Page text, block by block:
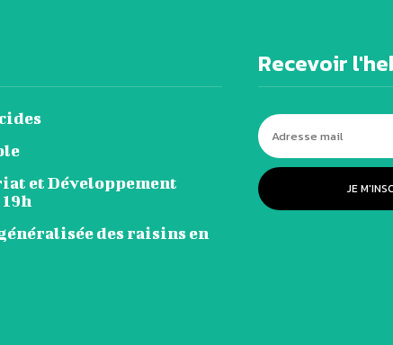
et Développement
des raisins en
Recevoir
JE